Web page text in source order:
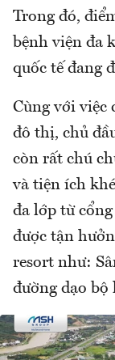
Trong đó,
bệnh viện đa
quốc tế đang
Cùng với việc
đô thị, chủ
còn rất chú
và tiện ích
đa lớp từ
được tận
resort như:
đường dạo bộ